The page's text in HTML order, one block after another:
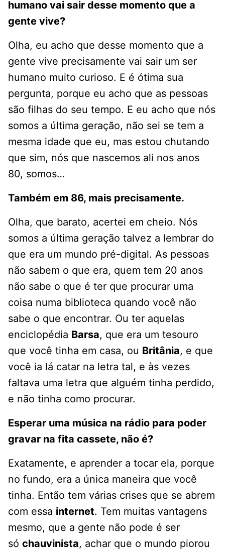
humano vai sair desse momento que a
gente vive?
Olha, eu acho que desse momento que a
gente vive precisamente vai sair um ser
humano muito curioso. E é ótima sua
pergunta, porque eu acho que as pessoas
são filhas do seu tempo. E eu acho que nós
somos a última geração, não sei se tem a
mesma idade que eu, mas estou chutando
que sim, nós que nascemos ali nos anos
80, somos…
Também em 86, mais precisamente.
Olha, que barato, acertei em cheio. Nós
somos a última geração talvez a lembrar do
que era um mundo pré-digital. As pessoas
não sabem o que era, quem tem 20 anos
não sabe o que é ter que procurar uma
coisa numa biblioteca quando você não
sabe o que encontrar. Ou ter aquelas
enciclopédia Barsa, que era um tesouro
que você tinha em casa, ou Britânia, e que
você ia lá catar na letra tal, e às vezes
faltava uma letra que alguém tinha perdido,
e não tinha como procurar.
Esperar uma música na rádio para poder
gravar na fita cassete, não é?
Exatamente, e aprender a tocar ela, porque
no fundo, era a única maneira que você
tinha. Então tem várias crises que se abrem
com essa internet. Tem muitas vantagens
mesmo, que a gente não pode é ser
só chauvinista, achar que o mundo piorou